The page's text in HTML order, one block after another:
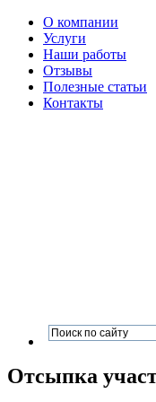
О компании
Услуги
Наши работы
Отзывы
Полезные статьи
Контакты
Отсыпка